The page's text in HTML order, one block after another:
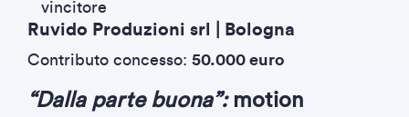
Ruvido Produzioni srl | Bologna
Contributo concesso: 50.000 euro
“Dalla parte buona”:motion